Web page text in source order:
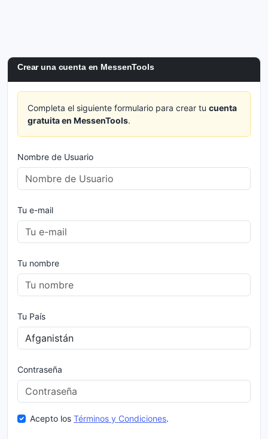
Crear una cuenta en MessenTools
Completa el siguiente formulario para crear tu cuenta
gratuita en MessenTools.
Nombre de Usuario
Tu e-mail
Tu nombre
Tu País
Contraseña
Acepto los Términos y Condiciones.